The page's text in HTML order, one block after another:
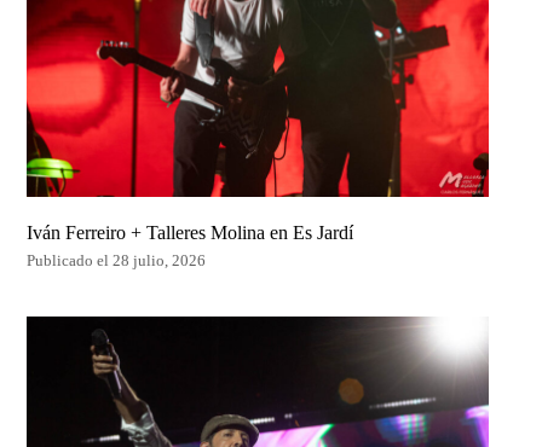
Iván Ferreiro + Talleres Molina en Es Jardí
Publicado el 28 julio, 2026